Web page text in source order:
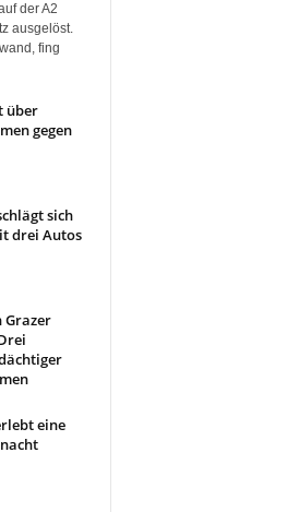
der A2
ausgelöst.
fing
über
gegen
sich
drei Autos
Grazer
eine